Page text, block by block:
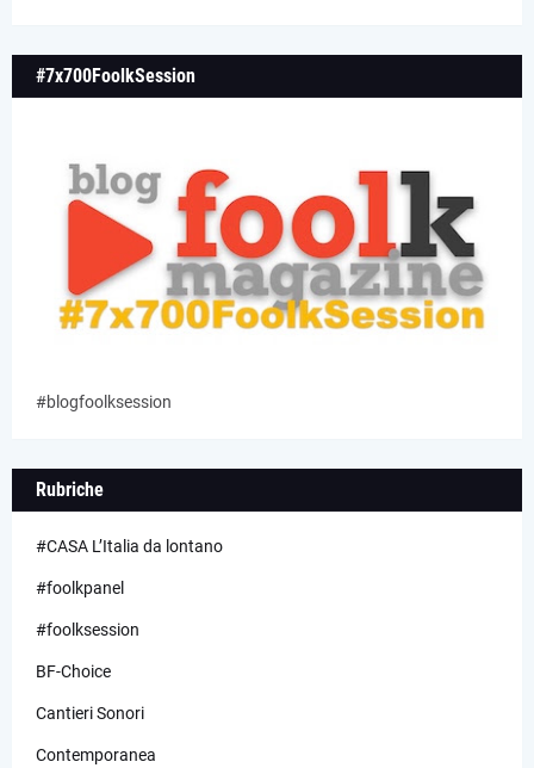
#7x700FoolkSession
#blogfoolksession
Rubriche
#CASA L’Italia da lontano
#foolkpanel
#foolksession
BF-Choice
Cantieri Sonori
Contemporanea